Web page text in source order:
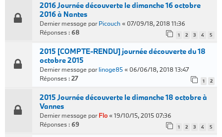
2016 Journée découverte le dimanche 16 octobre
2016 à Nantes
Dernier message parPicouch« 07/09/18, 2018 11:36
Réponses : 68 1 2 3 4 5
2015 [COMPTE-RENDU] journée découverte du 18
octobre 2015
Dernier message parlinoge85« 06/06/18, 2018 13:47
Réponses :27 1 2
2015 Journée découverte le dimanche 18 octobre à
Vannes
Dernier message parFlo«19/10/15, 2015 07:36
Réponses : 69 1 2 3 4 5